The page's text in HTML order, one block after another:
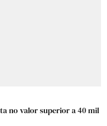
no valor superior a 40 mil